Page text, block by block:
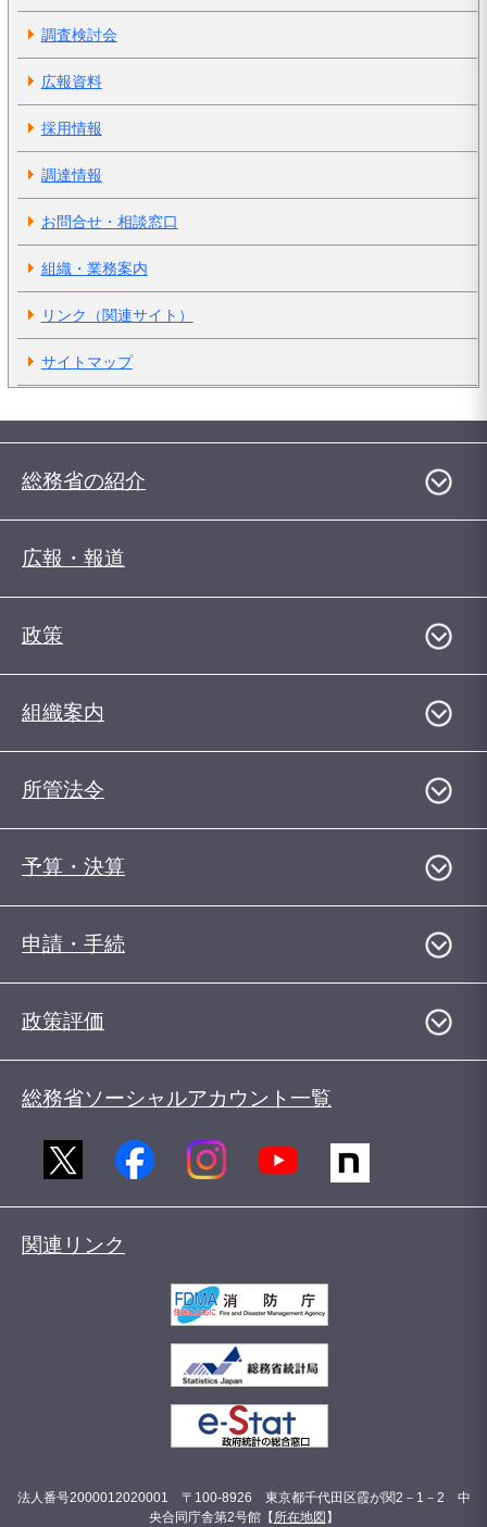
調査検討会
広報資料
採用情報
調達情報
お問合せ・相談窓口
組織・業務案内
リンク（関連サイト）
サイトマップ
総務省の紹介
広報・報道
政策
組織案内
所管法令
予算・決算
申請・手続
政策評価
総務省ソーシャルアカウント一覧
関連リンク
法人番号2000012020001 〒100-8926 東京都千代田区霞が関2－1－2 中
央合同庁舎第2号館【 所在地図 】